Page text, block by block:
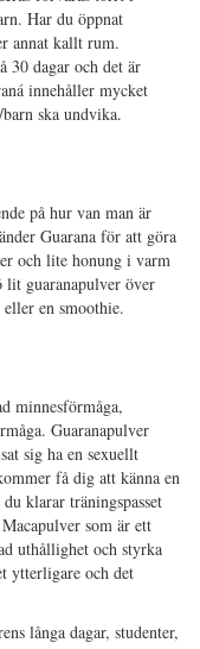
Har du öppnat
annat kallt rum.
30 dagar och det är
innehåller mycket
ska undvika.
på hur van man är
Guarana för att göra
och lite honung i varm
lit guaranapulver över
en smoothie.
minnesförmåga,
Guaranapulver
sig ha en sexuellt
få dig att känna en
klarar träningspasset
som är ett
uthållighet och styrka
ytterligare och det
långa dagar, studenter,